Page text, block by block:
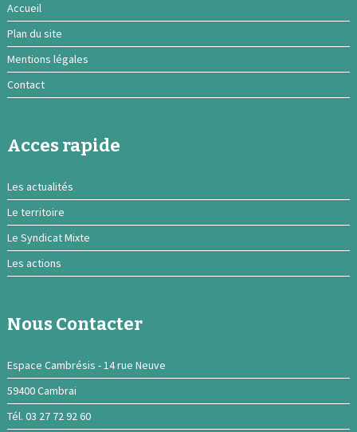
Accueil
Plan du site
Mentions légales
Contact
Acces rapide
Les actualités
Le territoire
Le Syndicat Mixte
Les actions
Nous Contacter
Espace Cambrésis - 14 rue Neuve
59400 Cambrai
Tél. 03 27 72 92 60